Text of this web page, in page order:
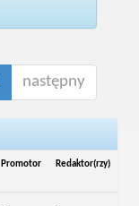
następny
Promotor Redaktor(rzy)